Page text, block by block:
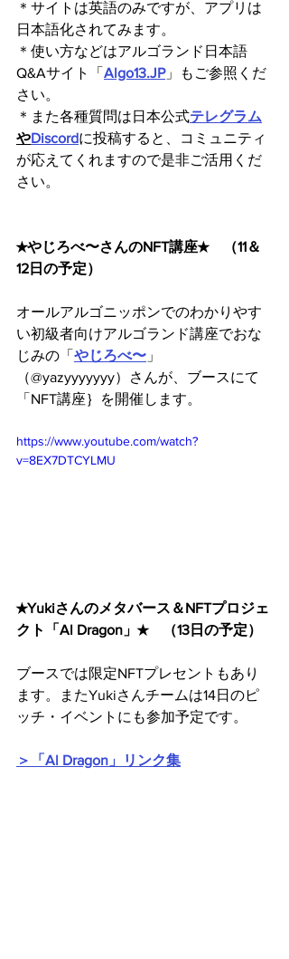
＊サイトは英語のみですが、アプリは
日本語化されてみます。
＊使い方などはアルゴランド日本語
Q&Aサイト「 Algo13.JP」もご参照くだ
さい。
＊また各種質問は日本公式テレグラム
やDiscordに投稿すると、コミュニティ
が応えてくれますので是非ご活用くだ
さい。
★やじろべ〜さんのNFT講座★　（11＆
12日の予定）
オールアルゴニッポンでのわかりやす
い初級者向けアルゴランド講座でおな
じみの「 やじろべ〜 」
（@yazyyyyyyy）さんが、ブースにて
「NFT講座｝を開催します。
https://www.youtube.com/watch?
v=8EX7DTCYLMU
★Yukiさんのメタバース＆NFTプロジェ
クト「Al Dragon」★　（13日の予定）
ブースでは限定NFTプレセントもあり
ます。またYukiさんチームは14日のピ
ッチ・イベントにも参加予定です。
＞「Al Dragon」リンク集